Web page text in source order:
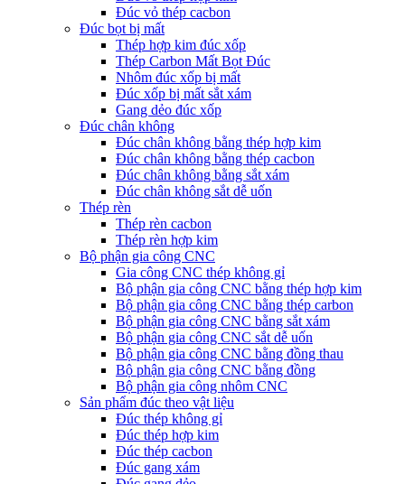
Đúc vỏ thép cacbon
Đúc bọt bị mất
Thép hợp kim đúc xốp
Thép Carbon Mất Bọt Đúc
Nhôm đúc xốp bị mất
Đúc xốp bị mất sắt xám
Gang dẻo đúc xốp
Đúc chân không
Đúc chân không bằng thép hợp kim
Đúc chân không bằng thép cacbon
Đúc chân không bằng sắt xám
Đúc chân không sắt dễ uốn
Thép rèn
Thép rèn cacbon
Thép rèn hợp kim
Bộ phận gia công CNC
Gia công CNC thép không gỉ
Bộ phận gia công CNC bằng thép hợp kim
Bộ phận gia công CNC bằng thép carbon
Bộ phận gia công CNC bằng sắt xám
Bộ phận gia công CNC sắt dễ uốn
Bộ phận gia công CNC bằng đồng thau
Bộ phận gia công CNC bằng đồng
Bộ phận gia công nhôm CNC
Sản phẩm đúc theo vật liệu
Đúc thép không gỉ
Đúc thép hợp kim
Đúc thép cacbon
Đúc gang xám